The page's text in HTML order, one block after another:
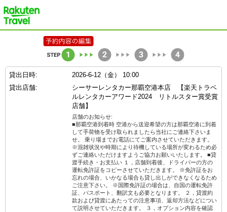
貸出日時:
2026-6-12（金） 10:00
貸出店舗:
シーサーレンタカー那覇空港本店 【楽天トラベ
ルレンタカーアワード2024 リトルスター賞受賞
店舗】
店舗のお知らせ:
■那覇空港到着時 空港から送迎希望の方は那覇空港に到着
して手荷物を受け取られましたら当社にご連絡下さいま
せ。 乗り場までお電話にてご案内させていただきます。
※混雑状況や時期により待機している場所が変わるため必
ずご連絡いただけますようご協力お願いいたします。 ■貸
渡手続き・お支払い １，店舗到着後、ドライバーの方の
運転免許証をコピーさせていただきます。 ※免許証をお
忘れの場合、いかなる場合も貸し出しができなくなるため
ご注意下さい。 ※国際免許証の場合は、自国の運転免許
証、パスポート、翻訳文も必要となります。 ２，貸渡約
款および貸渡にあたっての注意事項、返却方法などについ
て説明させていただきます。 ３，オプション内容を確認